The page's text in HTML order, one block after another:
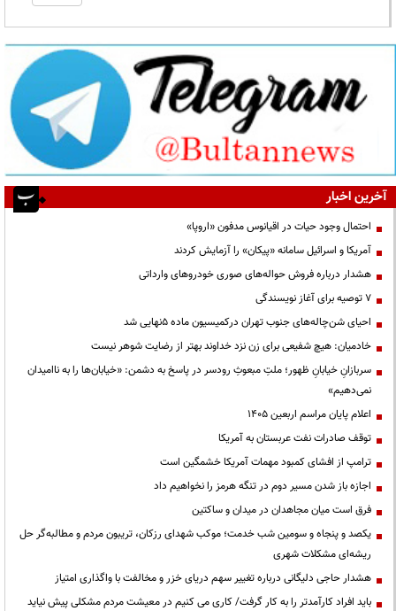
آخرین اخبار
احتمال وجود حیات در اقیانوس مدفون «اروپا»
آمریکا و اسرائیل سامانه «پیکان» را آزمایش کردند
هشدار درباره فروش حواله‌های صوری خودروهای وارداتی
۷ توصیه برای آغاز نویسندگی
احیای شن‌چاله‌های جنوب تهران درکمیسیون ماده ۵نهایی شد
خادمیان: هیچ شفیعی برای زن نزد خداوند بهتر از رضایت شوهر نیست
سربازانِ خیابانِ ظهور؛ ملتِ مبعوثِ رودسر در پاسخ به دشمن: «خیابان‌ها را به ناامیدان
نمی‌دهیم»
اعلام پایان مراسم اربعین ۱۴۰۵
توقف صادرات نفت عربستان به آمریکا
ترامپ از افشای کمبود مهمات آمریکا خشمگین است
اجازه باز شدن مسیر دوم در تنگه هرمز را نخواهیم داد
فرق است میان مجاهدان در میدان و ساکتین
یکصد و پنجاه و سومین شب خدمت؛ موکب شهدای رزکان، تریبون مردم و مطالبه‌گر حل
ریشه‌ای مشکلات شهری
هشدار حاجی دلیگانی درباره تغییر سهم دریای خزر و مخالفت با واگذاری امتیاز
باید افراد کارآمدتر را به کار گرفت/ کاری می کنیم در معیشت مردم مشکلی پیش نیاید